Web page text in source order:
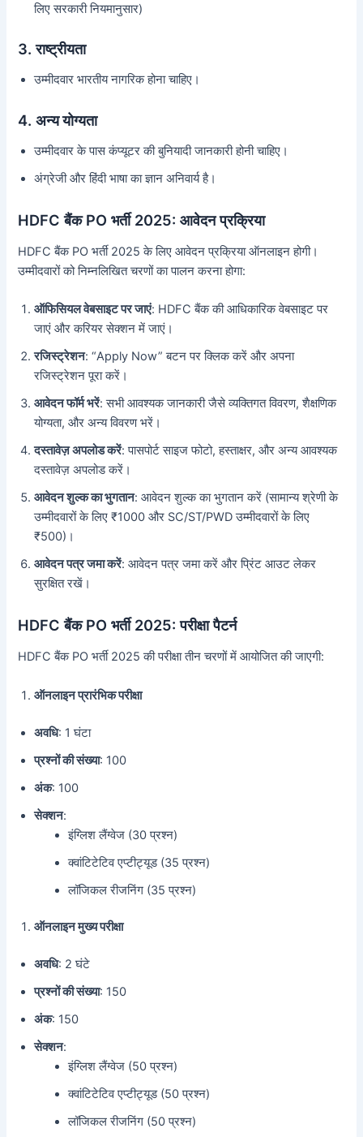
लिए सरकारी नियमानुसार)
3.राष्ट्रीयता
उम्मीदवार भारतीय नागरिक होना चाहिए।
4.अन्य योग्यता
उम्मीदवार के पास कंप्यूटर की बुनियादी जानकारी होनी चाहिए।
अंग्रेजी और हिंदी भाषा का ज्ञान अनिवार्य है।
HDFC बैंक PO भर्ती 2025: आवेदन प्रक्रिया
HDFC बैंक PO भर्ती 2025 के लिए आवेदन प्रक्रिया ऑनलाइन होगी।
उम्मीदवारों को निम्नलिखित चरणों का पालन करना होगा:
ऑफिसियल वेबसाइट पर जाएं: HDFC बैंक की आधिकारिक वेबसाइट पर
जाएं और करियर सेक्शन में जाएं।
रजिस्ट्रेशन: “Apply Now” बटन पर क्लिक करें और अपना
रजिस्ट्रेशन पूरा करें।
आवेदन फॉर्म भरें: सभी आवश्यक जानकारी जैसे व्यक्तिगत विवरण, शैक्षणिक
योग्यता, और अन्य विवरण भरें।
दस्तावेज़ अपलोड करें: पासपोर्ट साइज फोटो, हस्ताक्षर, और अन्य आवश्यक
दस्तावेज़ अपलोड करें।
आवेदन शुल्क का भुगतान: आवेदन शुल्क का भुगतान करें (सामान्य श्रेणी के
उम्मीदवारों के लिए ₹1000 और SC/ST/PWD उम्मीदवारों के लिए
₹500)।
आवेदन पत्र जमा करें: आवेदन पत्र जमा करें और प्रिंट आउट लेकर
सुरक्षित रखें।
HDFC बैंक PO भर्ती 2025: परीक्षा पैटर्न
HDFC बैंक PO भर्ती 2025 की परीक्षा तीन चरणों में आयोजित की जाएगी:
ऑनलाइन प्रारंभिक परीक्षा
अवधि: 1 घंटा
प्रश्नों की संख्या: 100
अंक: 100
सेक्शन:
इंग्लिश लैंग्वेज (30 प्रश्न)
क्वांटिटेटिव एप्टीट्यूड (35 प्रश्न)
लॉजिकल रीजनिंग (35 प्रश्न)
ऑनलाइन मुख्य परीक्षा
अवधि: 2 घंटे
प्रश्नों की संख्या: 150
अंक: 150
सेक्शन:
इंग्लिश लैंग्वेज (50 प्रश्न)
क्वांटिटेटिव एप्टीट्यूड (50 प्रश्न)
लॉजिकल रीजनिंग (50 प्रश्न)